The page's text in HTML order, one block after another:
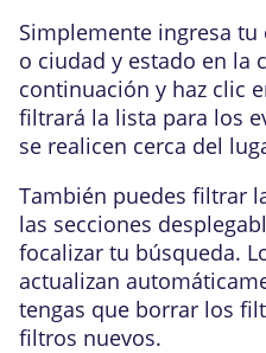
Simplemente ingresa
o ciudad y estado en la
continuación y haz clic
filtrará la lista para los
se realicen cerca del
También puedes filtrar
las secciones
focalizar tu búsqueda.
actualizan
tengas que borrar los
filtros nuevos.